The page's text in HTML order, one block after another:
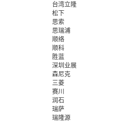
台湾立隆
松下
思索
思瑞浦
顺络
顺科
胜蓝
深圳业展
森尼克
三菱
赛川
润石
瑞萨
瑞隆源